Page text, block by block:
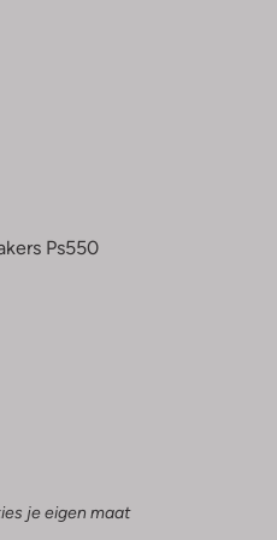
Ps550
je eigen maat